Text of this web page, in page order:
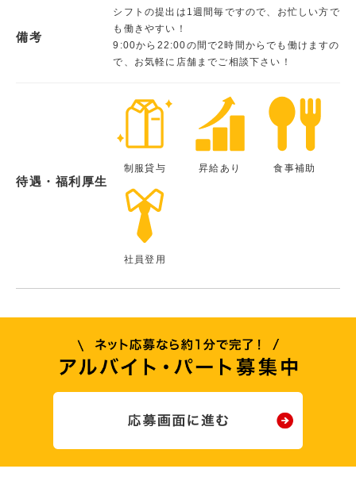
備考
シフトの提出は1週間毎ですので、お忙しい方で
も働きやすい！
9:00から22:00の間で2時間からでも働けますの
で、お気軽に店舗までご相談下さい！
待遇・福利厚生
制服貸与 昇給あり 食事補助
社員登用